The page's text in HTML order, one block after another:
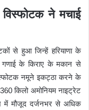
ने मचाई
से हुआ जिन्हें हरियाणा के
गणाई के किराए के मकान से
नमूने इकट्ठा करने के
किलो अमोनियम नाइट्रेट
मौजूद दर्जनभर से अधिक